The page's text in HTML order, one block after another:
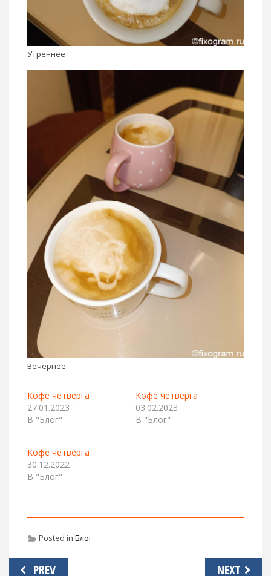
Утреннее
Вечернее
Кофе четверга
27.01.2023
В "Блог"
Кофе четверга
03.02.2023
В "Блог"
Кофе четверга
30.12.2022
В "Блог"
Posted in Блог
Навигация
PREV NEXT